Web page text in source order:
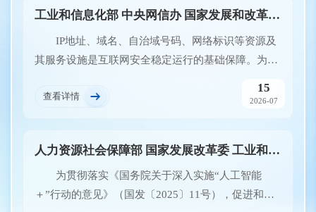
15
2026-07
工业和信息化部 中央网信办 国家发展和改革委 国家数据局 关于推动互联网基础资源高质量发展的指导意见
IP地址、域名、自治域号码、网络标识等资源及
其服务设施是互联网安全稳定运行的基础保障。为推
新动能新优势，赋能网络强国和数字中国建设，制定
查看详情
人力资源社会保障部 国家发展改革委 工业和信息化部 国家数据局关于加快推进“人工智能＋人社”应用发展的实施意见
为贯彻落实《国务院关于深入实施“人工智能
＋”行动的意见》（国发〔2025〕11号），促进和规